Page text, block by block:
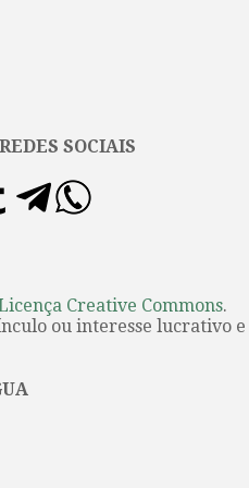
SOCIAIS
Creative Commons.
ou interesse lucrativo